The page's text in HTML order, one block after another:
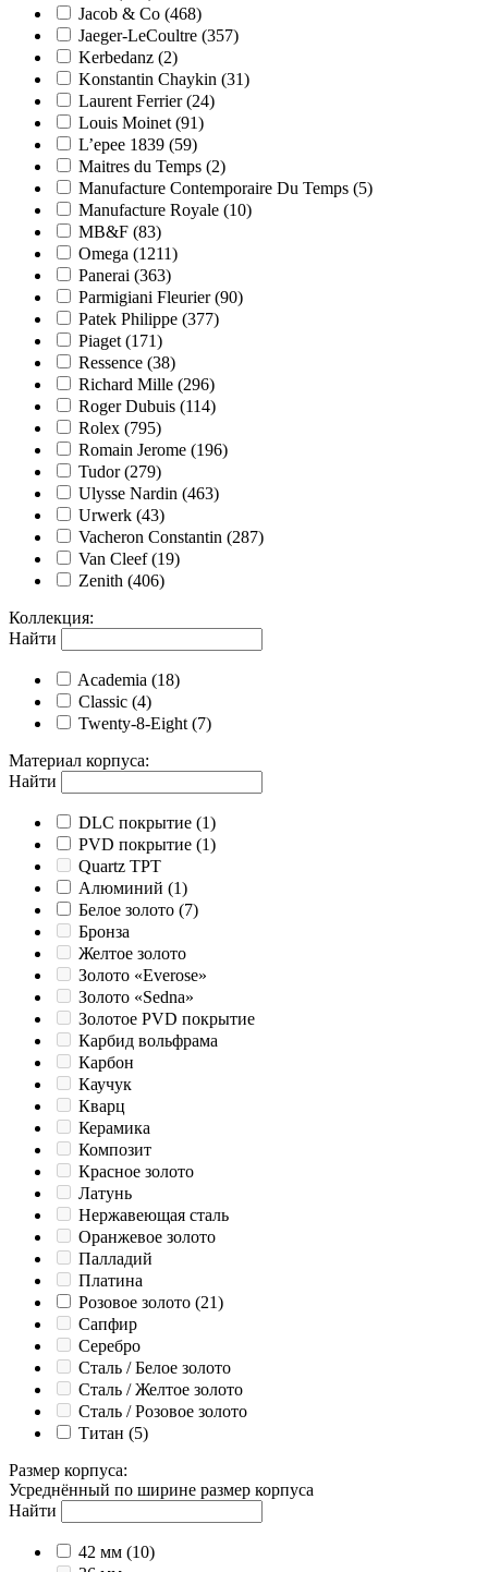
Jacob & Co (468)
Jaeger-LeCoultre (357)
Kerbedanz (2)
Konstantin Chaykin (31)
Laurent Ferrier (24)
Louis Moinet (91)
L’epee 1839 (59)
Maitres du Temps (2)
Manufacture Contemporaire Du Temps (5)
Manufacture Royale (10)
MB&F (83)
Omega (1211)
Panerai (363)
Parmigiani Fleurier (90)
Patek Philippe (377)
Piaget (171)
Ressence (38)
Richard Mille (296)
Roger Dubuis (114)
Rolex (795)
Romain Jerome (196)
Tudor (279)
Ulysse Nardin (463)
Urwerk (43)
Vacheron Constantin (287)
Van Cleef (19)
Zenith (406)
Коллекция:
Найти
Academia (18)
Classic (4)
Twenty-8-Eight (7)
Материал корпуса:
Найти
DLC покрытие (1)
PVD покрытие (1)
Quartz TPT
Алюминий (1)
Белое золото (7)
Бронза
Желтое золото
Золото «Everose»
Золото «Sedna»
Золотое PVD покрытие
Карбид вольфрама
Карбон
Каучук
Кварц
Керамика
Композит
Красное золото
Латунь
Нержавеющая сталь
Оранжевое золото
Палладий
Платина
Розовое золото (21)
Сапфир
Серебро
Сталь / Белое золото
Сталь / Желтое золото
Сталь / Розовое золото
Титан (5)
Размер корпуса:
Усреднённый по ширине размер корпуса
Найти
42 мм (10)